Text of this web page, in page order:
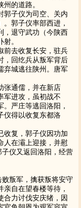
的道路。
子仪为司空、关内
郭子仪率部西进，
，退守武功（今陕西
。
去收复长安，驻兵
，回纥兵从叛军背后
弃城逃往陕州。唐军
通儒，并在新店
军进攻，虽初战不
严庄等逃回洛阳，
仪得以收复东都洛
复，郭子仪因功加
人在灞上迎接，并慰
子仪又返回洛阳，经营
叛军，擒获叛将安守
自在望春楼等待，
合力讨伐安庆绪，因